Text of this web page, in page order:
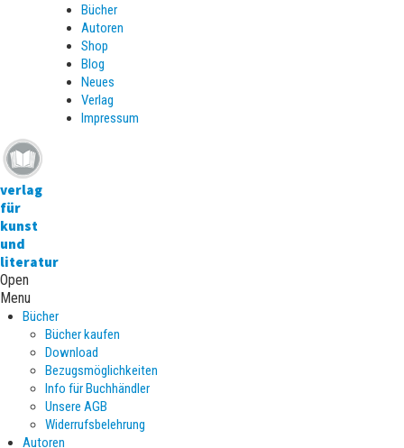
Bücher
Autoren
Shop
Blog
Neues
Verlag
Impressum
verlag
für
kunst
und
literatur
Open
Menu
Bücher
Bücher kaufen
Download
Bezugsmöglichkeiten
Info für Buchhändler
Unsere AGB
Widerrufsbelehrung
Autoren